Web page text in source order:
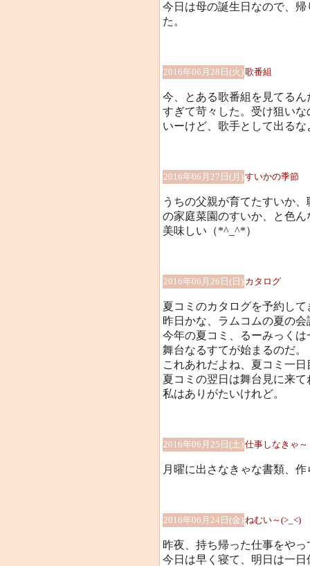
今日は母の誕生日なので、
た。
2016年06月28日(火)歌番組
今、とある歌番組を見てる
すぎて苛々した。受け狙い
いーけど、歌手として出るな
2016年06月27日(月)すいかの季節
うちの父親が育てたすいか
の家庭菜園のすいか、と色
美味しい（*^_^*）
2016年06月26日(日) カタログ
夏コミのカタログを予約して
昨日かな、ラムコムの夏の
今年の夏コミ、るーみっく
舞台なるすてが始まるのだ。
これあれだよね、夏コミ一
夏コミの翌日は舞台見に来
私はありがたいけれど。
2016年06月25日(土)仕事しなきゃ～
月曜に出さなきゃな書類、作
2016年06月24日(金)ねむい～(>_<)
昨夜、持ち帰った仕事をや
今日は早く寝て、明日は一